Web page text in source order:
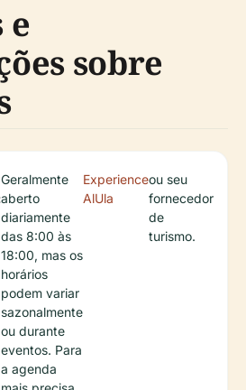
e
sobre
Geralmente
aberto
diariamente
das 8:00 às
18:00, mas os
horários
podem variar
sazonalmente
ou durante
eventos. Para
a agenda
Experience
AlUla
ou seu
fornecedor
de
turismo.